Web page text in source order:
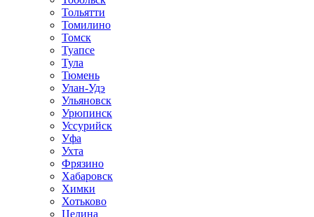
Тольятти
Томилино
Томск
Туапсе
Тула
Тюмень
Улан-Удэ
Ульяновск
Урюпинск
Уссурийск
Уфа
Ухта
Фрязино
Хабаровск
Химки
Хотьково
Целина